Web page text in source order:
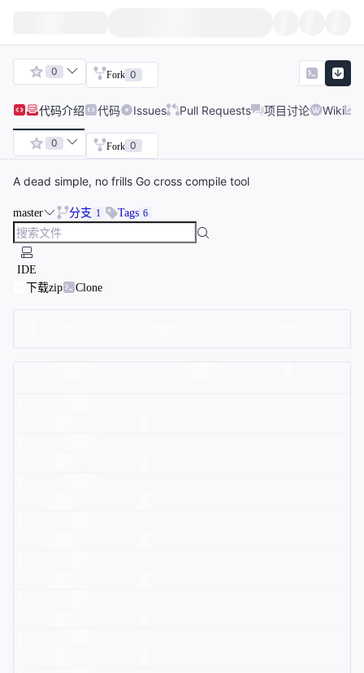
0 Fork 0
代码介绍 代码 Issues Pull Requests 项目讨论 Wiki
0 Fork 0
A dead simple, no frills Go cross compile tool
master 分支 1 Tags 6
IDE
下载zip
Clone